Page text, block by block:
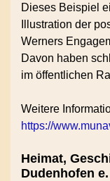
Dieses Beispiel
Illustration der
Werners
Davon haben
im öffentlichen
Weitere
https://
Heimat,
Dudenhofen e.